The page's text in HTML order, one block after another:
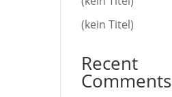
(kein Titel)
Recent
Comments